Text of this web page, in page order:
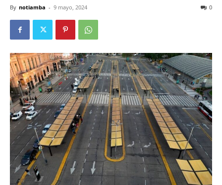
By notiamba - 9 mayo, 2024 0